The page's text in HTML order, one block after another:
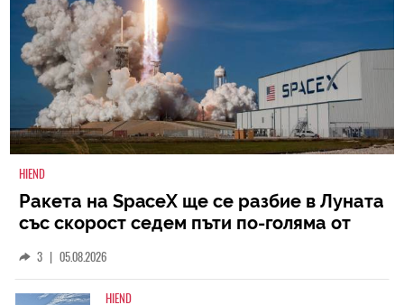
HIEND
Ракета на SpaceX ще се разбие в Луната
със скорост седем пъти по-голяма от
3 | 05.08.2026
HIEND